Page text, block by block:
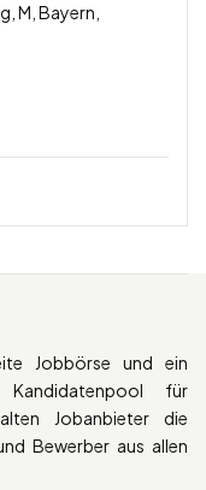
M, Bayern,
Jobbörse und ein
für
Jobanbieter die
Bewerber aus allen